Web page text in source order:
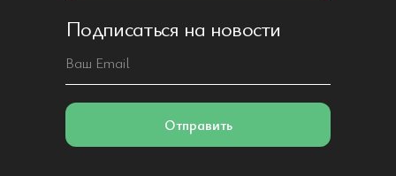
Подписаться на новости
Отправить